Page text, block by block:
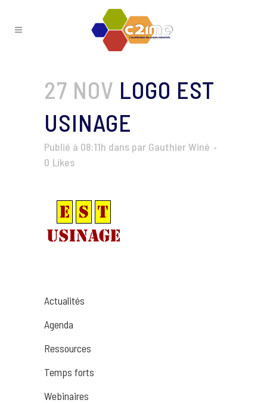
27 NOV LOGO EST
USINAGE
Publié à 08:11h dans par Gauthier Winé
0 Likes
Actualités
Agenda
Ressources
Temps forts
Webinaires